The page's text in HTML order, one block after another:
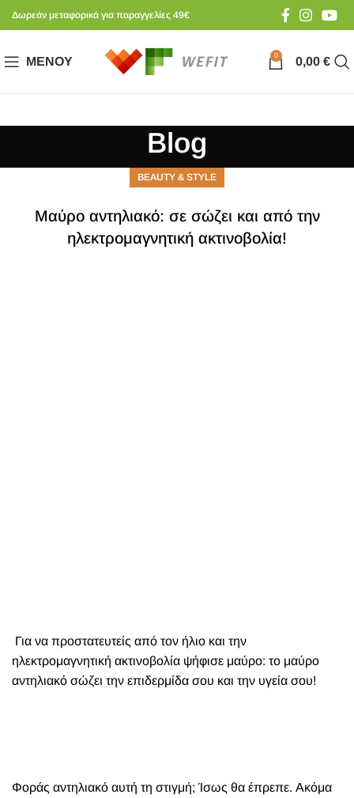
Δωρεάν μεταφορικά για παραγγελίες 49€
ΜΕΝΟΎ 0 0,00 €
Blog
BEAUTY & STYLE
Μαύρο αντηλιακό: σε σώζει και από την
ηλεκτρομαγνητική ακτινοβολία!
Για να προστατευτείς από τον ήλιο και την
ηλεκτρομαγνητική ακτινοβολία ψήφισε μαύρο: το μαύρο
αντηλιακό σώζει την επιδερμίδα σου και την υγεία σου!
Φοράς αντηλιακό αυτή τη στιγμή; Ίσως θα έπρεπε. Ακόμα